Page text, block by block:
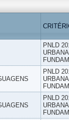
PNLD
PNLD
PNLD